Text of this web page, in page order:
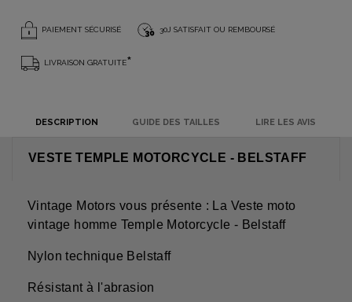
PAIEMENT SÉCURISÉ 30J SATISFAIT OU REMBOURSÉ
LIVRAISON GRATUITE*
DESCRIPTION GUIDE DES TAILLES LIRE LES AVIS
VESTE TEMPLE MOTORCYCLE - BELSTAFF
Vintage Motors vous présente : La Veste moto
vintage homme Temple Motorcycle - Belstaff
Nylon technique Belstaff
Résistant à l'abrasion